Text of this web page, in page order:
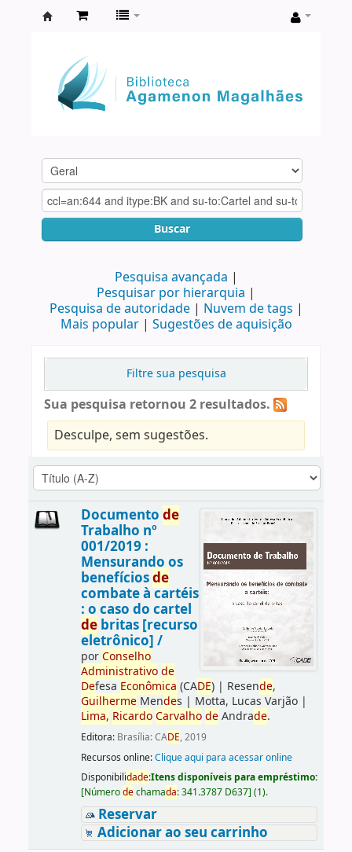
Agamenon
Magalhães
Buscar
Pesquisa avançada
Pesquisar por hierarquia
Pesquisa de autoridade
Nuvem de tags
Mais popular
Sugestões de aquisição
Filtre sua pesquisa
Sua pesquisa retornou 2 resultados.
Desculpe, sem sugestões.
Documento de
Trabalho nº
001/2019 :
Mensurando os
benefíciosde
combate à cartéis
: o caso do cartel
debritas [recurso
eletrônico] /
porConselho
Administrativo de
Defesa Econômica (CADE)| Resende,
GuilhermeMendes | Motta, Lucas Varjão|
Lima, Ricardo Carvalho deAndrade.
Editora: Brasília: CADE, 2019
Recursos online:Clique aqui para acessar online
Disponibilidade:Itens disponíveis para empréstimo:
[Númerodechamada:341.3787 D637] (1).
Reservar
Adicionar ao seu carrinho